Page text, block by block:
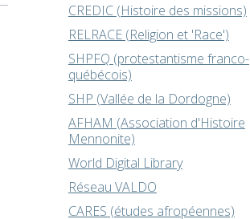
CREDIC (Histoire des missions)
RELRACE (Religion et 'Race')
SHPFQ (protestantisme franco-
québécois)
SHP (Vallée de la Dordogne)
AFHAM (Association d'Histoire
Mennonite)
World Digital Library
Réseau VALDO
CARES (études afropéennes)